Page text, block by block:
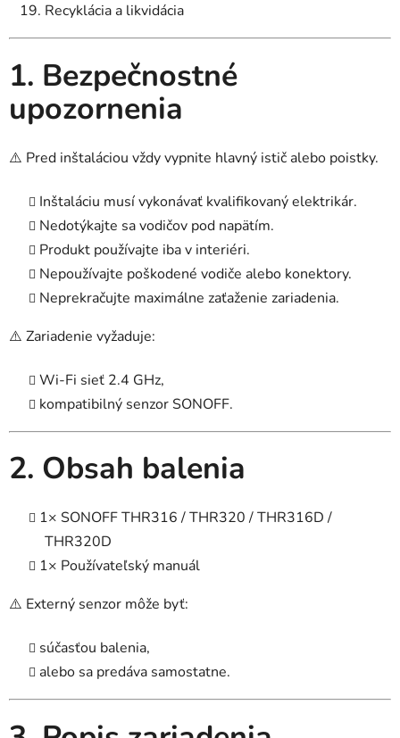
Recyklácia a likvidácia
1. Bezpečnostné
upozornenia
⚠️ Pred inštaláciou vždy vypnite hlavný istič alebo poistky.
Inštaláciu musí vykonávať kvalifikovaný elektrikár.
Nedotýkajte sa vodičov pod napätím.
Produkt používajte iba v interiéri.
Nepoužívajte poškodené vodiče alebo konektory.
Neprekračujte maximálne zaťaženie zariadenia.
⚠️ Zariadenie vyžaduje:
Wi-Fi sieť 2.4 GHz,
kompatibilný senzor SONOFF.
2. Obsah balenia
1× SONOFF THR316 / THR320 / THR316D /
THR320D
1× Používateľský manuál
⚠️ Externý senzor môže byť:
súčasťou balenia,
alebo sa predáva samostatne.